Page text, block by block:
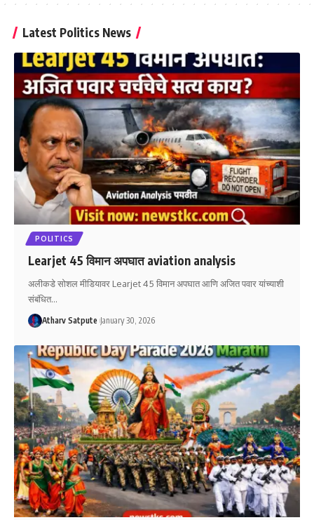
Latest Politics News
POLITICS
Learjet 45 विमान अपघात aviation analysis
अलीकडे सोशल मीडियावर Learjet 45 विमान अपघात आणि अजित पवार यांच्याशी
संबंधित…
Atharv Satpute January 30, 2026